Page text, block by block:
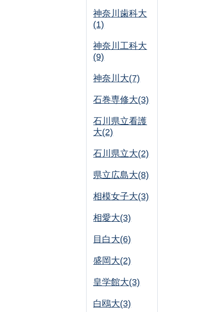
神奈川歯科大
(1)
神奈川工科大
(9)
神奈川大(7)
石巻専修大(3)
石川県立看護
大(2)
石川県立大(2)
県立広島大(8)
相模女子大(3)
相愛大(3)
目白大(6)
盛岡大(2)
皇学館大(3)
白鴎大(3)